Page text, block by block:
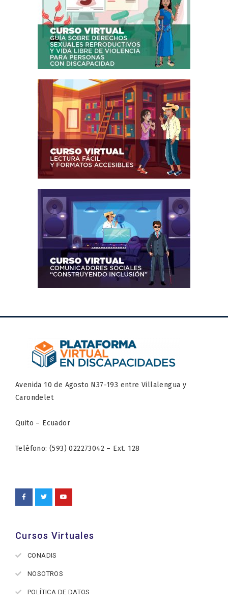
Avenida 10 de Agosto N37-193 entre Villalengua y
Carondelet
Quito – Ecuador
Teléfono: (593) 022273042 – Ext. 128
Cursos Virtuales
CONADIS
NOSOTROS
POLÍTICA DE DATOS